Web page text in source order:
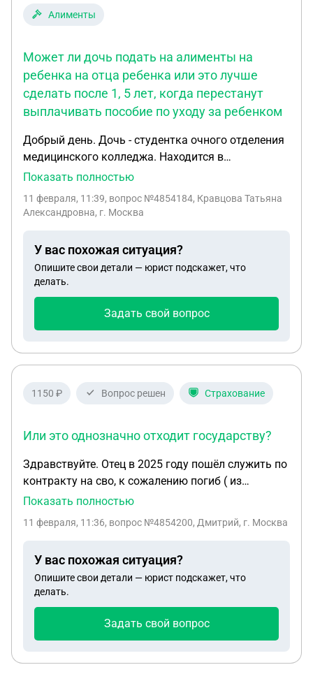
Алименты
Может ли дочь подать на алименты на
ребенка на отца ребенка или это лучше
сделать после 1, 5 лет, когда перестанут
выплачивать пособие по уходу за ребенком
Добрый день. Дочь - студентка очного отделения
медицинского колледжа. Находится в
академическом отпуске. Родила ребенка. Отец
Свидетельство об установлении отцовства. Брак
ребенка нигде официально не работает. Иногда
работает неофициально в пунктах выдачи WB
Материально не помогает. Пособие по уходу за
ребенком до 1,5 лет оформил дедушка ребенка.
Сумма хорошая. Может ли дочь подать на
лучше сделать после 1,5 лет, когда перестанут
Спасибо.
Показать полностью
11 февраля, 11:39, вопрос №4854184, Кравцова Татьяна
Александровна, г. Москва
У вас похожая ситуация?
Опишите свои детали — юрист подскажет, что
делать.
Задать свой вопрос
1150 ₽ Вопрос решен Страхование
Или это однозначно отходит государству?
Здравствуйте. Отец в 2025 году пошёл служить по
контракту на сво, к сожалению погиб ( из
родственников отстались только сёстра и
иждивении нет. Можно ли через суд детям
Или это однозначно отходит государству?
Показать полностью
11 февраля, 11:36, вопрос №4854200, Дмитрий, г. Москва
У вас похожая ситуация?
Опишите свои детали — юрист подскажет, что
делать.
Задать свой вопрос